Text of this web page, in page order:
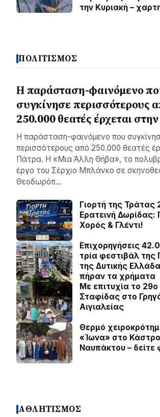
την Κυριακή –
ΠΟΛΙΤΙΣΜΟΣ
Η παράσταση-φαινόμενο
συγκίνησε περισσότερους
250.000 θεατές έρχεται
Η παράσταση-φαινόμενο που
περισσότερους από 250.000 θεατές
Πάτρα. Η «Μια Άλλη Θήβα», το
έργο του Σέρχιο Μπλάνκο σε
Θεοδωρόπ…
Γιορτή της Τράτας
Ερατεινή
Χορός & Γλέντι!
Επιχορηγήσεις
τρία φεστιβάλ της
της Δυτικής
πήραν τα χρήματα
Με επιτυχία το
Σταφίδας στο
Aιγιαλείας
Θερμό
«Ίωνα» στο
Ναυπάκτου – δείτε
ΑΘΛΗΤΙΣΜΟΣ